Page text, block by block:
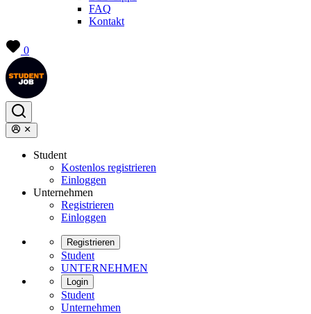
FAQ
Kontakt
0
Student
Kostenlos registrieren
Einloggen
Unternehmen
Registrieren
Einloggen
Registrieren
Student
UNTERNEHMEN
Login
Student
Unternehmen